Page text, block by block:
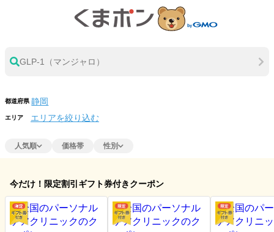
GLP-1（マンジャロ）
都道府県
エリア エリアを絞り込む
人気順 価格帯 性別
今だけ！限定割引ギフト券付きクーポン